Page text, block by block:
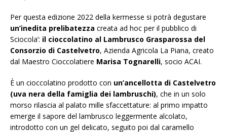
Per questa edizione 2022 della kermesse si potrà degustare
un’inedita prelibatezza creata ad hoc per il pubblico di
Sciocola’: il cioccolatino al Lambrusco Grasparossa del
Consorzio di Castelvetro, Azienda Agricola La Piana, creato
dal Maestro Cioccolatiere Marisa Tognarelli, socio ACAI.
È un cioccolatino prodotto con un’ancellotta di Castelvetro
(uva nera della famiglia dei lambruschi), che in un solo
morso rilascia al palato mille sfaccettature: al primo impatto
emerge il sapore del lambrusco leggermente alcolato,
introdotto con un gel delicato, seguito poi dal caramello